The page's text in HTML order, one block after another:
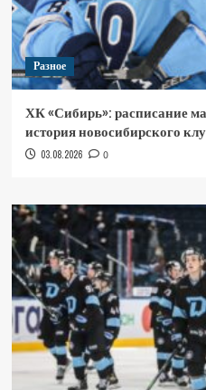
Разное
ХК «Сибирь»: расписание
история новосибирского
03.08.2026 0